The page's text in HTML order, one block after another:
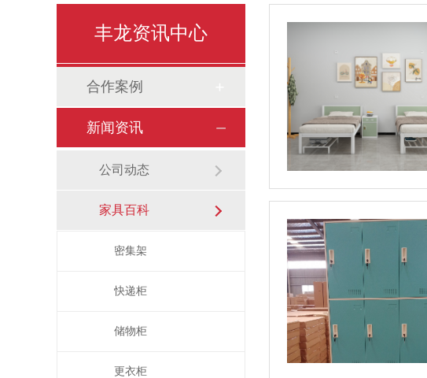
丰龙资讯中心
合作案例
新闻资讯
公司动态
家具百科
密集架
快递柜
储物柜
更衣柜